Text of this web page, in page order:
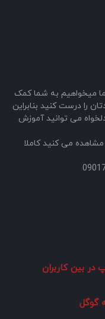
میخواهیم به شما کمک
را درست کنید بنابراین
می توانید آموزش
می کنید کاملا
بین کاربران
گوگل